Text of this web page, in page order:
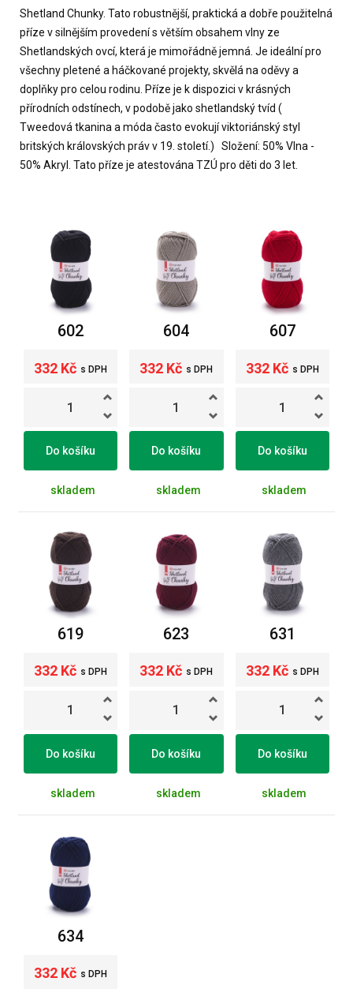
Shetland Chunky. Tato robustnější, praktická a dobře použitelná
příze v silnějším provedení s větším obsahem vlny ze
Shetlandských ovcí, která je mimořádně jemná. Je ideální pro
všechny pletené a háčkované projekty, skvělá na oděvy a
doplňky pro celou rodinu. Příze je k dispozici v krásných
přírodních odstínech, v podobě jako shetlandský tvíd (
Tweedová tkanina a móda často evokují viktoriánský styl
britských královských práv v 19. století.) Složení: 50% Vlna -
50% Akryl. Tato příze je atestována TZÚ pro děti do 3 let.
602
332 Kč s DPH
Do košíku
skladem
604
332 Kč s DPH
Do košíku
skladem
607
332 Kč s DPH
Do košíku
skladem
619
332 Kč s DPH
Do košíku
skladem
623
332 Kč s DPH
Do košíku
skladem
631
332 Kč s DPH
Do košíku
skladem
634
332 Kč s DPH